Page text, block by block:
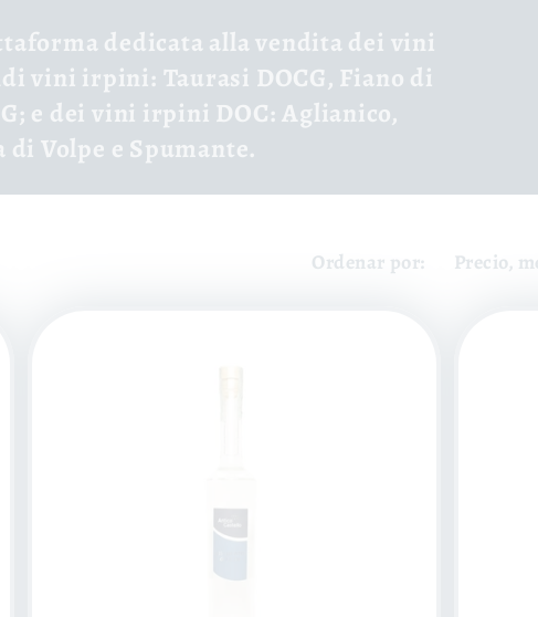
dedicata alla vendita dei vini
vini irpini: Taurasi DOCG, Fiano di
e dei vini irpini DOC: Aglianico,
Volpe e Spumante.
Ordenar por: